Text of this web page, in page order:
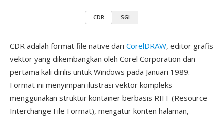
CDR SGI
CDR adalah format file native dari CorelDRAW, editor grafis
vektor yang dikembangkan oleh Corel Corporation dan
pertama kali dirilis untuk Windows pada Januari 1989.
Format ini menyimpan ilustrasi vektor kompleks
menggunakan struktur kontainer berbasis RIFF (Resource
Interchange File Format), mengatur konten halaman,